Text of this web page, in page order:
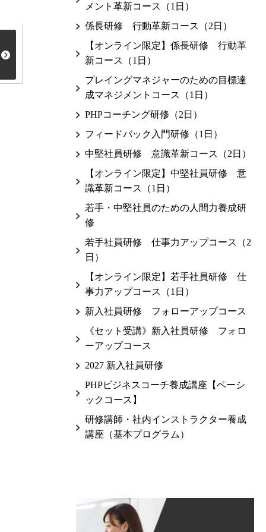
メント革新コース（1日）
係長研修 行動革新コース（2日）
【オンライン限定】係長研修 行動革
新コース（1日）
プレイングマネジャーのための目標達
成マネジメントコース（1日）
PHPコーチング研修（2日）
フィードバック入門研修（1日）
中堅社員研修 意識革新コース（2日）
【オンライン限定】中堅社員研修 意
識革新コース（1日）
若手・中堅社員のための人間力養成研
修
若手社員研修 仕事力アップコース（2
日）
【オンライン限定】若手社員研修 仕
事力アップコース（1日）
新入社員研修 フォローアップコース
《セット受講》新入社員研修 フォロ
ーアップコース
2027 新入社員研修
PHPビジネスコーチ養成講座【ベーシ
ックコース】
研修講師・社内インストラクター養成
講座（基本プログラム）